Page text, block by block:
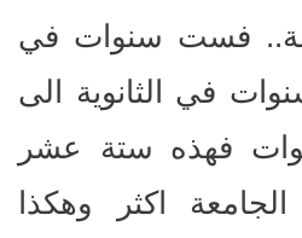
فست سنوات في
في الثانوية الى
فهذه ستة عشر
اكثر وهكذا